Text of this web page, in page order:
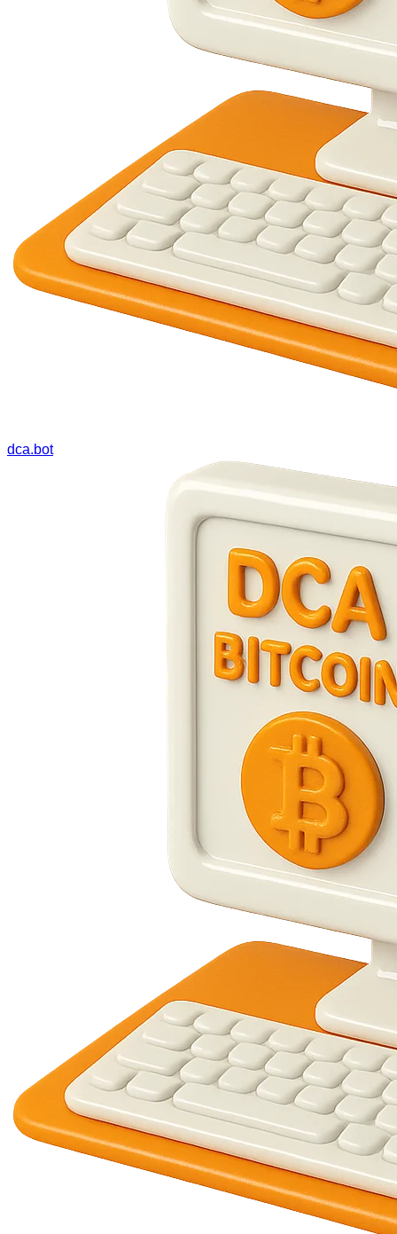
dca.bot